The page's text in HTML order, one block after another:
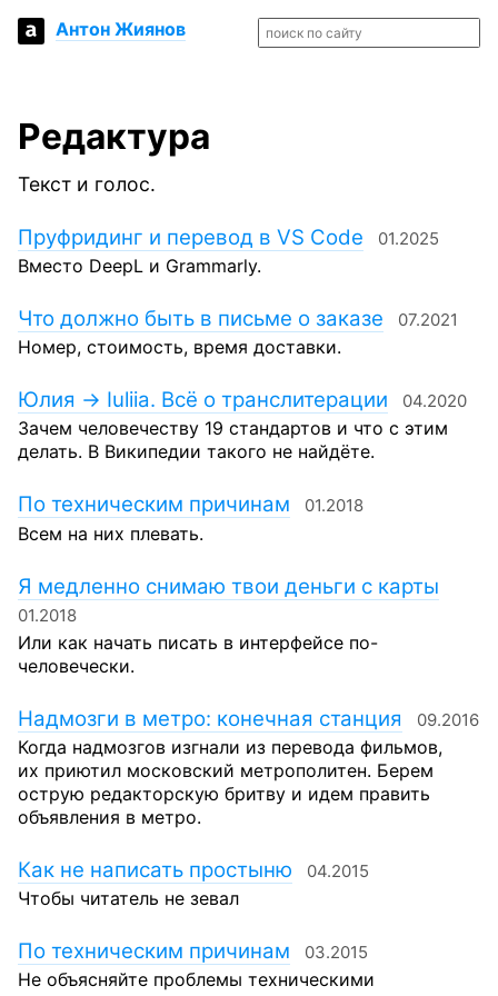
Антон Жиянов
Редактура
Текст и голос.
Пруфридинг и перевод в VS Code 01.2025
Вместо DeepL и Grammarly.
Что должно быть в письме о заказе 07.2021
Номер, стоимость, время доставки.
Юлия → Iuliia. Всё о транслитерации 04.2020
Зачем человечеству 19 стандартов и что с этим
делать. В Википедии такого не найдёте.
По техническим причинам 01.2018
Всем на них плевать.
Я медленно снимаю твои деньги с карты
01.2018
Или как начать писать в интерфейсе по-
человечески.
Надмозги в метро: конечная станция 09.2016
Когда надмозгов изгнали из перевода фильмов,
их приютил московский метрополитен. Берем
острую редакторскую бритву и идем править
объявления в метро.
Как не написать простыню 04.2015
Чтобы читатель не зевал
По техническим причинам 03.2015
Не объясняйте проблемы техническими